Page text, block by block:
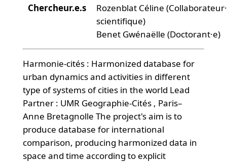
Chercheur.e.s
Rozenblat Céline
scientifique)
Benet Gwénaëlle (Doctorant·e)
Harmonie-cités : Harmonized database for
urban dynamics and activities in different
type of systems of cities in the world Lead
Partner : UMR Geographie-Cités , Paris–
Anne Bretagnolle The project's aim is to
produce database for international
comparison, producing harmonized data in
space and time according to explicit